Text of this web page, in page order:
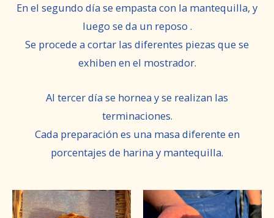
En el segundo día se empasta con la mantequilla, y
luego se da un reposo .
Se procede a cortar las diferentes piezas que se
exhiben en el mostrador.
Al tercer día se hornea y se realizan las
terminaciones.
Cada preparación es una masa diferente en
porcentajes de harina y mantequilla.